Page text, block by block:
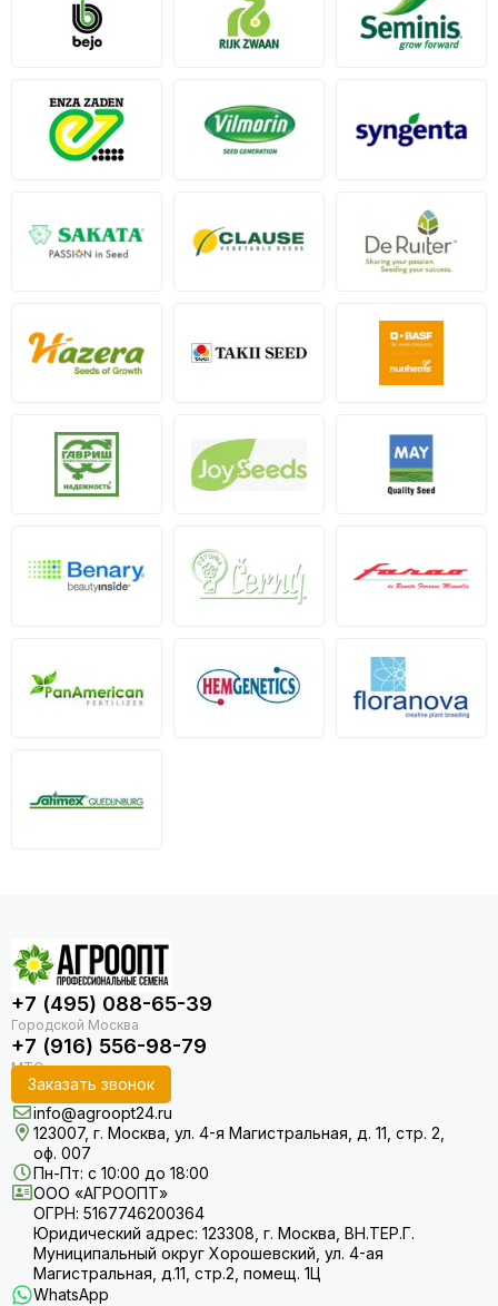
+7 (495) 088-65-39
+7 (916) 556-98-79
Заказать звонок
info@agroopt24.ru
123007, г. Москва, ул. 4-я Магистральная, д. 11, стр. 2,
оф. 007
Пн-Пт: с 10:00 до 18:00
ООО «АГРООПТ»
ОГРН: 5167746200364
Юридический адрес: 123308, г. Москва, ВН.ТЕР.Г.
Муниципальный округ Хорошевский, ул. 4-ая
Магистральная, д.11, стр.2, помещ. 1Ц
WhatsApp